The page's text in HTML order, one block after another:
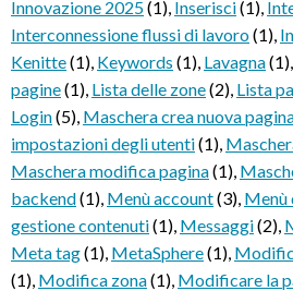
Innovazione 2025(1), Inserisci(1),
Interconnessione flussi di lavoro(1),
Kenitte(1), Keywords (1), Lavagna(1),
pagine(1), Lista delle zone(2), Lista
Login(5), Maschera crea nuova
impostazioni degli utenti(1),
Maschera modifica pagina(1),
backend(1), Menù account(3), Menù
gestione contenuti(1), Messaggi(2),
Meta tag(1), MetaSphere(1),
(1), Modifica zona(1), Modificare la